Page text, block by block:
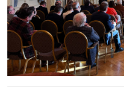
Berna, conferenza “Positive